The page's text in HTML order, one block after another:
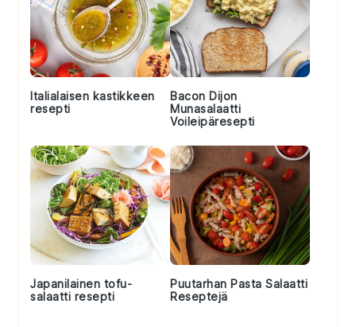
Italialaisen kastikkeen
resepti
Bacon Dijon
Munasalaatti
Voileipäresepti
Japanilainen tofu-
salaatti resepti
Puutarhan Pasta Salaatti
Reseptejä